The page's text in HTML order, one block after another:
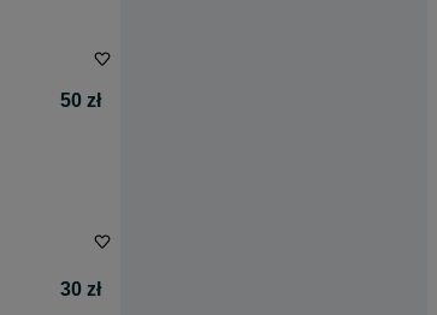
50 zł
30 zł